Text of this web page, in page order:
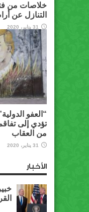
خلاصات من
التنازل عن
31 يناير، 2020
“العفو
تؤدي إلى
من العقاب
31 يناير، 2020
الأخبار